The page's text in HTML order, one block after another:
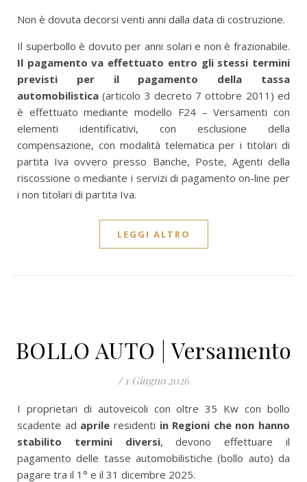
Non è dovuta decorsi venti anni dalla data di costruzione.
Il superbollo è dovuto per anni solari e non è frazionabile.
Il pagamento va effettuato entro gli stessi termini
previsti per il pagamento della tassa
automobilistica (articolo 3 decreto 7 ottobre 2011) ed
è effettuato mediante modello F24 – Versamenti con
elementi identificativi, con esclusione della
compensazione, con modalità telematica per i titolari di
partita Iva ovvero presso Banche, Poste, Agenti della
riscossione o mediante i servizi di pagamento on-line per
i non titolari di partita Iva.
LEGGI ALTRO
BOLLO AUTO | Versamento
/ 1 Giugno 2026
I proprietari di autoveicoli con oltre 35 Kw con bollo
scadente ad aprile residenti in Regioni che non hanno
stabilito termini diversi, devono effettuare il
pagamento delle tasse automobilistiche (bollo auto) da
pagare tra il 1° e il 31 dicembre 2025.